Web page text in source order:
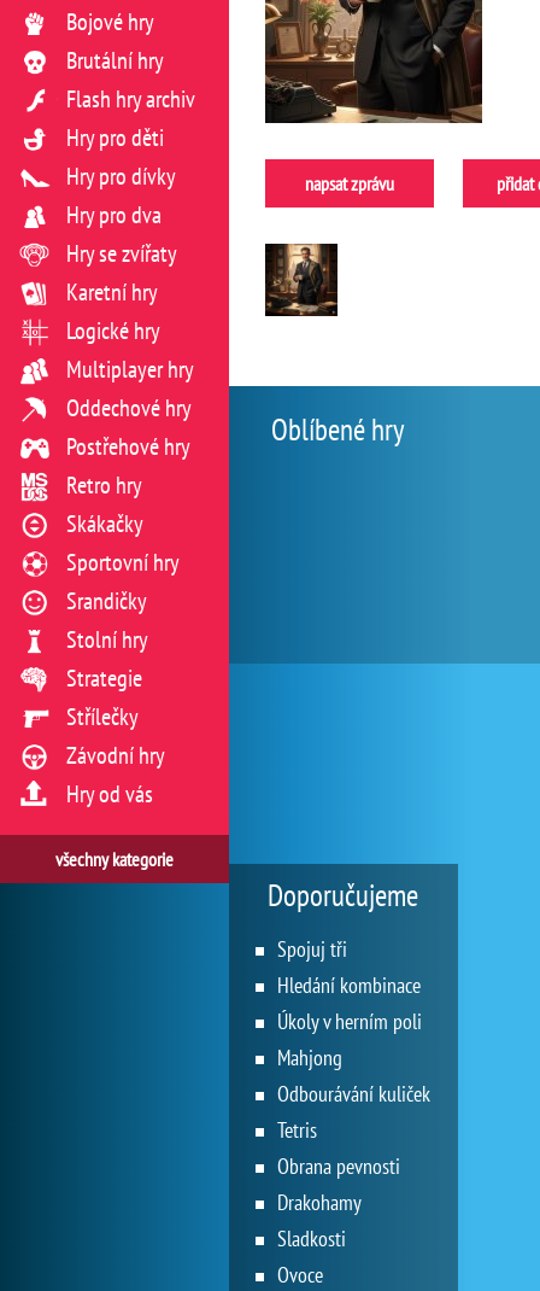
napsat zprávu přidat
Oblíbené hry
Bojové hry
Brutální hry
Flash hry archiv
Hry pro děti
Hry pro dívky
Hry pro dva
Hry se zvířaty
Karetní hry
Logické hry
Multiplayer hry
Oddechové hry
Postřehové hry
Retro hry
Skákačky
Sportovní hry
Srandičky
Stolní hry
Strategie
Střílečky
Závodní hry
Hry od vás
všechny kategorie
Doporučujeme
Spojuj tři
Hledání kombinace
Úkoly v herním poli
Mahjong
Odbourávání kuliček
Tetris
Obrana pevnosti
Drakohamy
Sladkosti
Ovoce